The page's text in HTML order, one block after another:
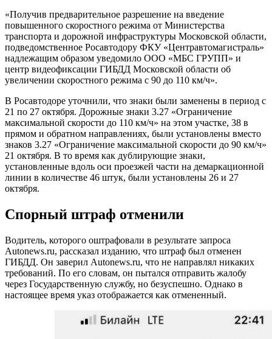
«Получив предварительное разрешение на введение
повышенного скоростного режима от Министерства
транспорта и дорожной инфраструктуры Московской области,
подведомственное Росавтодору ФКУ «Центравтомагистраль»
надлежащим образом уведомило ООО «МБС ГРУПП» и
центр видеофиксации ГИБДД Московской области об
увеличении скоростного режима с 90 до 110 км/ч».
В Росавтодоре уточнили, что знаки были заменены в период с
21 по 27 октября. Дорожные знаки 3.27 «Ограничение
максимальной скорости до 110 км/ч» на этом участке, 38 в
прямом и обратном направлениях, были установлены вместо
знаков 3.27 «Ограничение максимальной скорости до 90 км/ч»
21 октября. В то время как дублирующие знаки,
установленные вдоль оси проезжей части на демаркационной
линии в количестве 46 штук, были установлены 26 и 27
октября.
Спорный штраф отменили
Водитель, которого оштрафовали в результате запроса
Autonews.ru, рассказал изданию, что штраф был отменен
ГИБДД. Он заверил Autonews.ru, что не направлял никаких
требований. По его словам, он пытался отправить жалобу
через Государственную службу, но безуспешно. Однако в
настоящее время указ отображается как отмененный.